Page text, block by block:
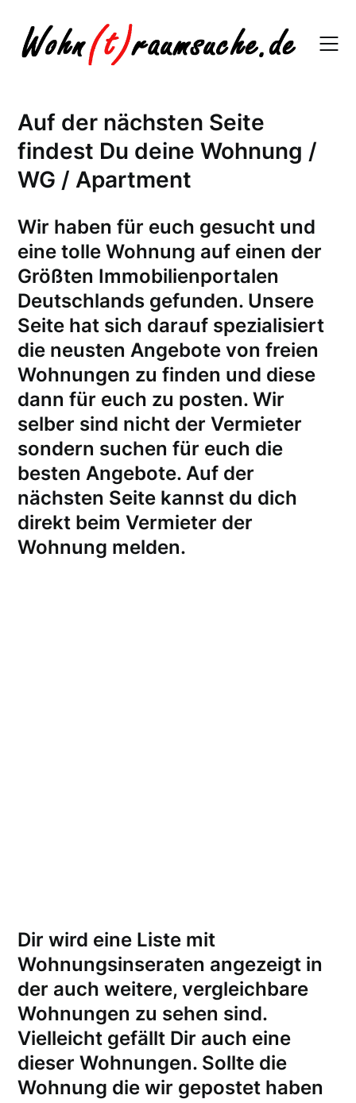
content
Auf der nächsten Seite
findest Du deine Wohnung /
WG / Apartment
Wir haben für euch gesucht und
eine tolle Wohnung auf einen der
Größten Immobilienportalen
Deutschlands gefunden. Unsere
Seite hat sich darauf spezialisiert
die neusten Angebote von freien
Wohnungen zu finden und diese
dann für euch zu posten. Wir
selber sind nicht der Vermieter
sondern suchen für euch die
besten Angebote. Auf der
nächsten Seite kannst du dich
direkt beim Vermieter der
Wohnung melden.
Dir wird eine Liste mit
Wohnungsinseraten angezeigt in
der auch weitere, vergleichbare
Wohnungen zu sehen sind.
Vielleicht gefällt Dir auch eine
dieser Wohnungen. Sollte die
Wohnung die wir gepostet haben